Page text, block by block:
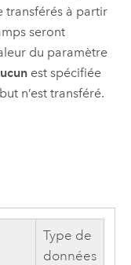
transférés à partir
seront
du paramètre
est spécifiée
n’est transféré.
Type de
données